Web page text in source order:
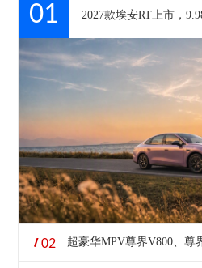
01 2027款埃安RT上市，
02 超豪华MPV尊界V800、尊